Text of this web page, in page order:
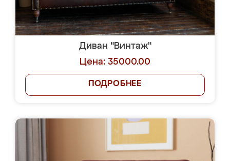
Диван "Винтаж"
Цена: 35000.00
ПОДРОБНЕЕ